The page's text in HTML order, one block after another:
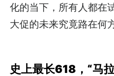
化的当下，所有人都在
大促的未来究竟路在何
史上最长618，“马